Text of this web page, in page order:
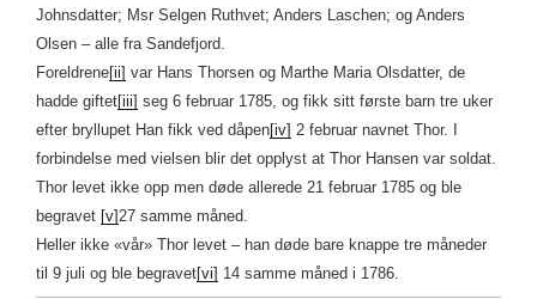
Johnsdatter; Msr Selgen Ruthvet; Anders Laschen; og Anders
Olsen – alle fra Sandefjord.
Foreldrene[ii] var Hans Thorsen og Marthe Maria Olsdatter, de
hadde giftet[iii] seg 6 februar 1785, og fikk sitt første barn tre uker
efter bryllupet Han fikk ved dåpen[iv] 2 februar navnet Thor. I
forbindelse med vielsen blir det opplyst at Thor Hansen var soldat.
Thor levet ikke opp men døde allerede 21 februar 1785 og ble
begravet [v]27 samme måned.
Heller ikke «vår» Thor levet – han døde bare knappe tre måneder
til 9 juli og ble begravet[vi] 14 samme måned i 1786.